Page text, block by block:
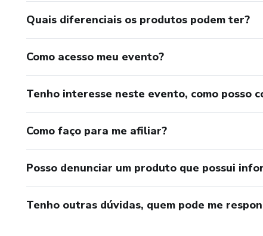
Quais diferenciais os produtos podem ter?
Como acesso meu evento?
Tenho interesse neste evento, como posso
Como faço para me afiliar?
Posso denunciar um produto que possui
Tenho outras dúvidas, quem pode me